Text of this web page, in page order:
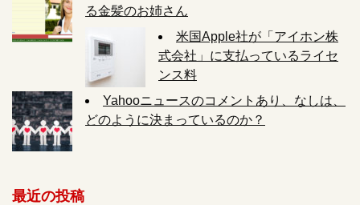
る金髪のお姉さん
米国Apple社が「アイホン株
式会社」に支払っているライセ
ンス料
Yahooニュースのコメントあり、なしは、
どのように決まっているのか？
最近の投稿